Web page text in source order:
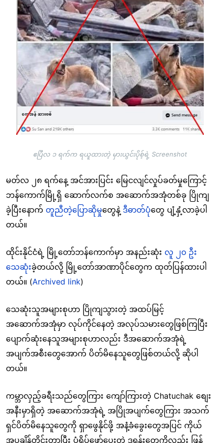
ဧပြီလ ၁ ရက်က ရယူထားတဲ့ မှားယွင်းပိုစ့်ရဲ့ Screenshot
မတ်လ ၂၈ ရက်နေ့ အင်အားပြင်း မြေငလျင်လှုပ်ခတ်မှုကြောင့်
ဘန်ကောက်မြို့ရှိ ဆောက်လက်စ အဆောက်အအုံတစ်ခု ပြိုကျ
ခဲ့ပြီးနောက် တူညီတဲ့ပြောဆိုမှုတွေနဲ့ ဒီဓာတ်ပုံတွေ ပျံ့နှံ့လာခဲ့ပါ
တယ်။
ထိုင်းနိုင်ငံရဲ့ မြို့တော်ဘန်ကောက်မှာ အနည်းဆုံး လူ ၂၀ ဦး
သေဆုံးခဲ့တယ်လို့ မြို့တော်အာဏာပိုင်တွေက ထုတ်ပြန်ထားပါ
တယ်။ (Archived link)
သေဆုံးသူအများစုဟာ ပြိုကျသွားတဲ့ အထပ်မြင့်
အဆောက်အအုံမှာ လုပ်ကိုင်နေတဲ့ အလုပ်သမားတွေဖြစ်ကြပြီး
ပျောက်ဆုံးနေသူအများစုဟာလည်း ဒီအဆောက်အအုံရဲ့
အပျက်အစီးတွေအောက် ပိတ်မိနေသူတွေဖြစ်တယ်လို့ ဆိုပါ
တယ်။
ကမ္ဘာလှည့်ခရီးသည်တွေကြား ကျော်ကြားတဲ့ Chatuchak စျေး
အနီးမှာရှိတဲ့ အဆောက်အအုံရဲ့ အပြိုအပျက်တွေကြား အသက်
ရှင်ပိတ်မိနေသူတွေကို ရှာဖွေနိုင်ဖို့ အနံ့ခံခွေးတွေအပြင် ကိုယ်
အပူချိန်တိုင်းတာပြီး ပုံရိပ်ဖော်ပေးတဲ့ ဒရုန်းတွေကိုလည်း ဖြန့်